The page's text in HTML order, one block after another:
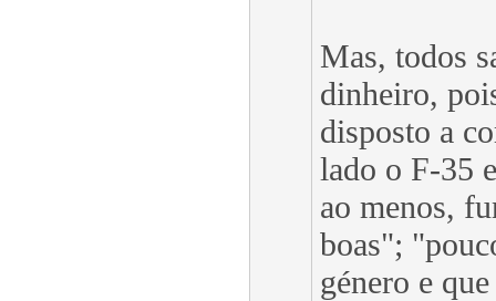
Mas, todos
dinheiro,
disposto a
lado o F-35
ao menos,
boas";
género e